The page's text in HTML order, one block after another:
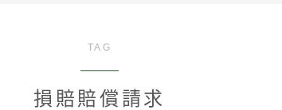
TAG
損賠賠償請求